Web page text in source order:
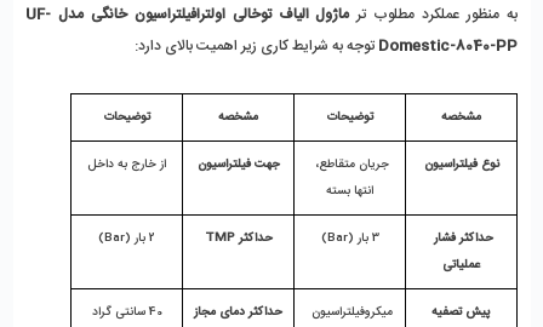
به منظور عملکرد مطلوب تر
ماژول الیاف توخالی اولترافیلتراسیون خانگی مدل UF-
Domestic-8040-PP توجه به شرایط کاری زیر اهمیت بالای دارد:
مشخصه توضیحات مشخصه توضیحات
نوع فیلتراسیون
انتها بسته
جهت فیلتراسیون از خارج به داخل
عملیاتی
3 بار (Bar) حداکثر TMP 2 بار (Bar)
پیش تصفیه حداکثر دمای مجاز 40 سانتی گراد